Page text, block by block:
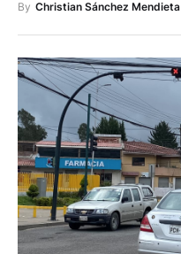
By Christian Sánchez Mendieta